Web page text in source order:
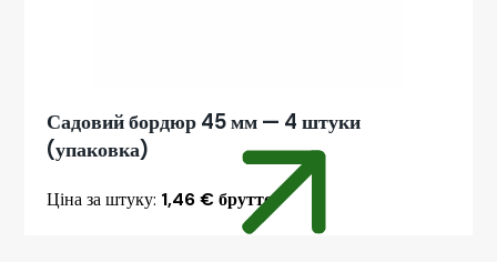
Садовий бордюр 45 мм — 4 штуки
(упаковка)
Ціна за штуку: 1,46 € брутто